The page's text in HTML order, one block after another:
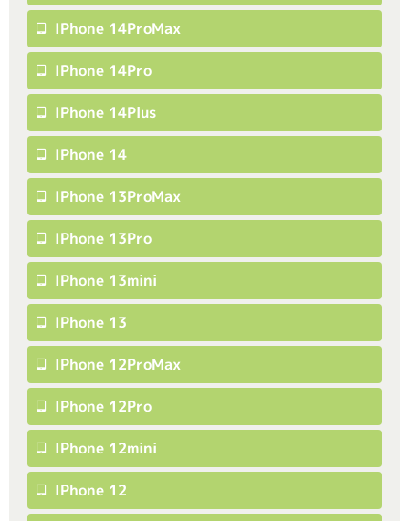
IPhone 14ProMax
IPhone 14Pro
IPhone 14Plus
IPhone 14
IPhone 13ProMax
IPhone 13Pro
IPhone 13mini
IPhone 13
IPhone 12ProMax
IPhone 12Pro
IPhone 12mini
IPhone 12